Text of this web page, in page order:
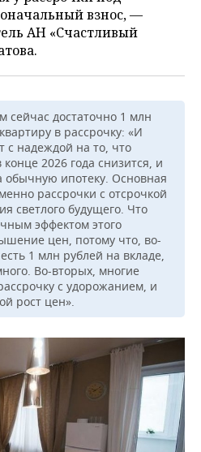
взнос, —
АН «Счастливый
сейчас достаточно 1 млн
в рассрочку: «И
с надеждой на то, что
2026 года снизится, и
обычную ипотеку. Основная
рассрочки с отсрочкой
светлого будущего. Что
эффектом этого
цен, потому что, во-
1 млн рублей на вкладе,
Во-вторых, многие
с удорожанием, и
рост цен».